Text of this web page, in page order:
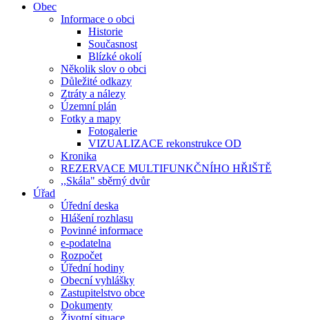
Obec
Informace o obci
Historie
Současnost
Blízké okolí
Několik slov o obci
Důležité odkazy
Ztráty a nálezy
Územní plán
Fotky a mapy
Fotogalerie
VIZUALIZACE rekonstrukce OD
Kronika
REZERVACE MULTIFUNKČNÍHO HŘIŠTĚ
,,Skála" sběrný dvůr
Úřad
Úřední deska
Hlášení rozhlasu
Povinné informace
e-podatelna
Rozpočet
Úřední hodiny
Obecní vyhlášky
Zastupitelstvo obce
Dokumenty
Životní situace